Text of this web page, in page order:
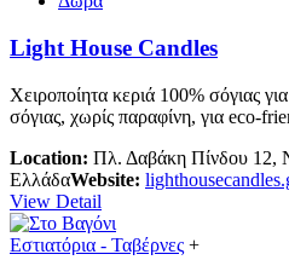
Light House Candles
Χειροποίητα κεριά 100% σόγιας
σόγιας, χωρίς παραφίνη, για eco-
Location: Πλ. Δαβάκη Πίνδου 12,
ΕλλάδαWebsite:
View Detail
Εστιατόρια - Ταβέρνες +